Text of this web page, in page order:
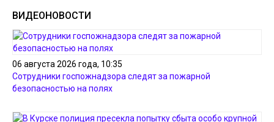
ВИДЕОНОВОСТИ
06 августа 2026 года, 10:35
Сотрудники госпожнадзора следят за пожарной
безопасностью на полях